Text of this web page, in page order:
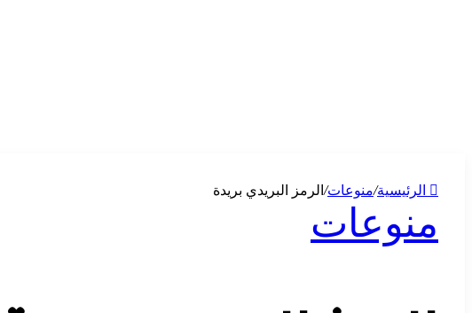
الرئيسية/منوعات/ الرمز البريدي بريدة
منوعات